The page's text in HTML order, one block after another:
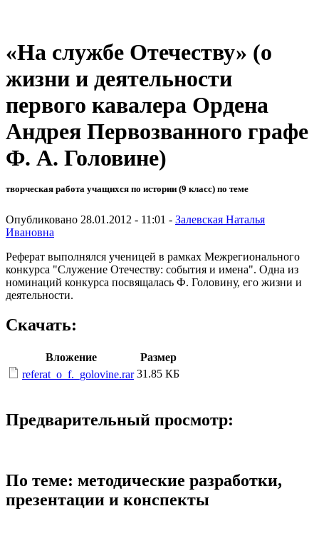
«На службе Отечеству» (о
жизни и деятельности
первого кавалера Ордена
Андрея Первозванного графе
Ф. А. Головине)
творческая работа учащихся по истории (9 класс) по теме
Опубликовано 28.01.2012 - 11:01 - Залевская Наталья
Ивановна
Реферат выполнялся ученицей в рамках Межрегионального
конкурса "Служение Отечеству: события и имена". Одна из
номинаций конкурса посвящалась Ф. Головину, его жизни и
деятельности.
Скачать:
Вложение
Размер
referat_o_f._golovine.rar 31.85 КБ
Предварительный просмотр:
По теме: методические разработки,
презентации и конспекты